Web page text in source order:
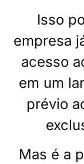
Isso
empresa
acesso
em um
prévio
Mas é a